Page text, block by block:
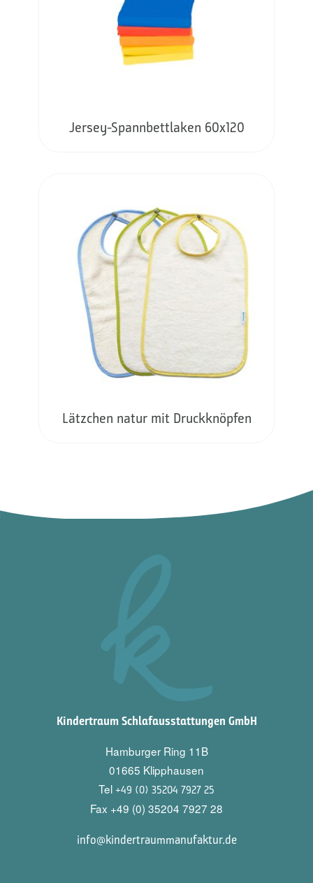
Jersey-Spannbettlaken 60x120
Lätzchen natur mit Druckknöpfen
Kindertraum Schlafausstattungen GmbH
Hamburger Ring 11B
01665 Klipphausen
Tel +49 (0) 35204 7927 25
Fax +49 (0) 35204 7927 28
info@kindertraummanufaktur.de